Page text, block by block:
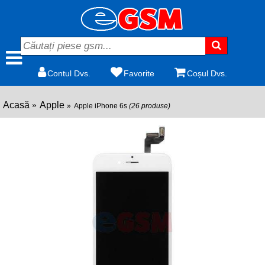
Contul Dvs. Favorite Coșul Dvs.
Acasă Apple Apple iPhone 6s (26 produse)